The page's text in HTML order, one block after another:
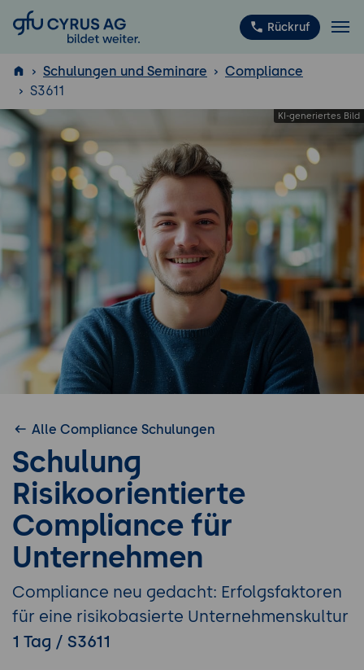
GFU Cyrus AG Rückruf
ISTQB
Schulungen und Seminare
Compliance
S3611
Alle Compliance Schulungen
Schulung
Risikoorientierte
Compliance für
Unternehmen
Compliance neu gedacht: Erfolgsfaktoren
für eine risikobasierte Unternehmenskultur
1 Tag / S3611